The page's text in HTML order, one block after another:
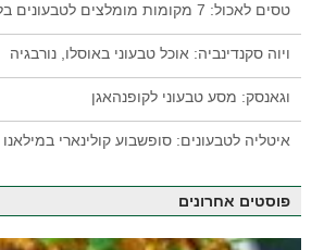
טסים לאכול: 7 מקומות מומלצים לטבעונים בלונדון
ויוה סקנדינביה: אוכל טבעוני באוסלו, נורבגיה
וגאנסק: מסע טבעוני לקופנהאגן
איטליה לטבעונים: סופשבוע קולינארי במילאנו
פוסטים אחרונים